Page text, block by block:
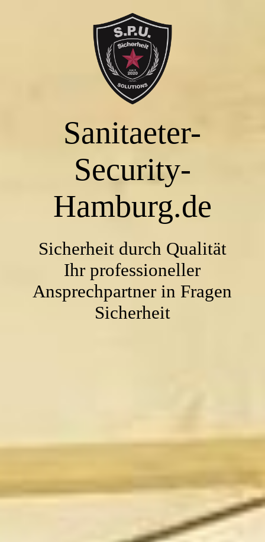
Sanitaeter-
Security-
Hamburg.de
Sicherheit durch Qualität
Ihr professioneller
Ansprechpartner in Fragen
Sicherheit
UNSER UNTERNEHMEN
UNSERE LEISTUNGEN